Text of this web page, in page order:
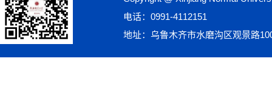
电话：0991-4112151
地址：乌鲁木齐市水磨沟区观景路